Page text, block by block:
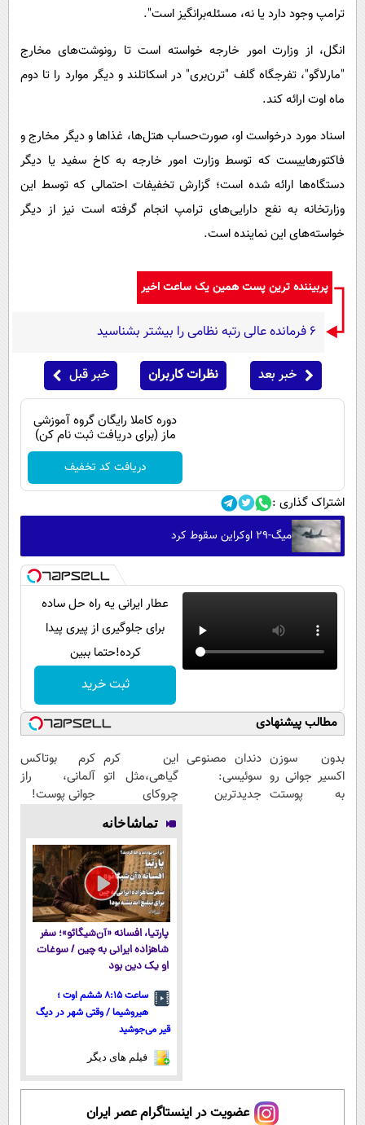
ترامپ وجود دارد یا نه، مسئله‌برانگیز است".
انگل، از وزارت امور خارجه خواسته است تا رونوشت‌های مخارج
"مارلاگو"، تفرجگاه گلف "ترن‌بری" در اسکاتلند و دیگر موارد را تا دوم
ماه اوت ارائه کند.
اسناد مورد درخواست او، صورت‌حساب هتل‌ها، غذاها و دیگر مخارج و
فاکتورهاییست که توسط وزارت امور خارجه به کاخ سفید یا دیگر
دستگاه‌ها ارائه شده است؛ گزارش تخفیفات احتمالی که توسط این
وزارتخانه به نفع دارایی‌های ترامپ انجام گرفته است نیز از دیگر
خواسته‌های این نماینده است.
پربیننده ترین پست همین یک ساعت اخیر
۶ فرمانده عالی رتبه نظامی را بیشتر بشناسید
خبر بعد نظرات کاربران خبر قبل
دوره کاملا رایگان گروه آموزشی
ماز (برای دریافت ثبت نام کن)
دریافت کد تخفیف
اشتراک گذاری :
میگ-۲۹ اوکراین سقوط کرد
عطار ایرانی یه راه حل ساده
برای جلوگیری از پیری پیدا
کرده!حتما ببین
ثبت خرید
مطالب پیشنهادی
بدون سوزن
اکسیر جوانی رو
به پوستت
دندان مصنوعی
سوئیسی:
جدیدترین
این کرم
گیاهی،مثل اتو
چروکای
پوستتوصاف
میکنه!50%تخفیف
کرم بوتاکس
آلمانی، راز
جوانی پوست!
تماشاخانه
پارتیا، افسانه «آن‌شیگائو»؛ سفر
شاهزاده ایرانی به چین / سوغات
او یک دین بود
ساعت ۸:۱۵ ششم اوت ؛
هیروشیما / وقتی شهر در دیگ
قیر می‌جوشید
فیلم های دیگر
عضویت در اینستاگرام عصر ایران